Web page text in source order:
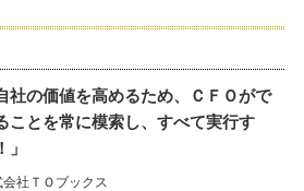
社の価値を高めるため、ＣＦＯがで
ことを常に模索し、すべて実行す
」
会社ＴＯブックス